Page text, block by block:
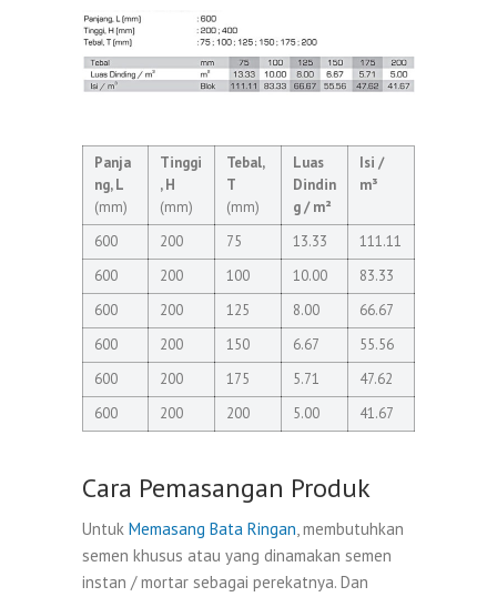
Panja
ng, L
(mm)
Tinggi
, H
(mm)
Tebal,
T
(mm)
Luas
Dindin
g / m²
Isi /
m³
600 200 75 13.33
111.11
600
200 100 10.00
83.33
600
200 125 8.00
66.67
600
200 150 6.67
55.56
600
200 175 5.71
47.62
600
200 200 5.00 41.67
Cara Pemasangan Produk
Untuk Memasang Bata Ringan, membutuhkan
semen khusus atau yang dinamakan semen
instan / mortar sebagai perekatnya. Dan